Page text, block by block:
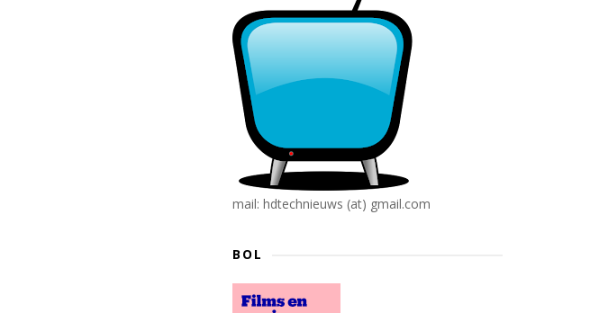
mail: hdtechnieuws (at) gmail.com
BOL